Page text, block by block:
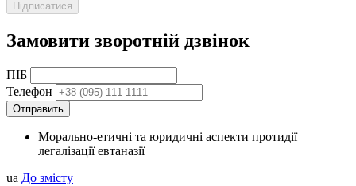
Замовити зворотній дзвінок
ПІБ
Телефон
Морально-етичні та юридичні аспекти протидії
легалізації евтаназії
ua До змісту